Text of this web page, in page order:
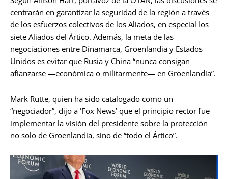
centrarán en garantizar la seguridad de la región a través
de los esfuerzos colectivos de los Aliados, en especial los
siete Aliados del Ártico. Además, la meta de las
negociaciones entre Dinamarca, Groenlandia y Estados
Unidos es evitar que Rusia y China “nunca consigan
afianzarse —económica o militarmente— en Groenlandia”.
Mark Rutte, quien ha sido catalogado como un
“negociador”, dijo a ‘Fox News’ que el principio rector fue
implementar la visión del presidente sobre la protección
no solo de Groenlandia, sino de “todo el Ártico”.